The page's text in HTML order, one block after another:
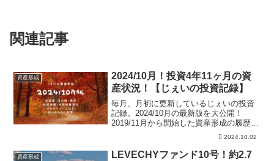
関連記事
資産形成
2024/10月！投資4年11ヶ月の資
産状況！【じぇいの投資記録】
毎月、月初に更新しているじぇいの投資
記録。2024/10月の最新版を大公開！
2019/11月から開始した資産形成の履歴。
米国株、日本株、仮想通貨、自動売買、
ほったらかし投資の資産を公開。また現
金含めた、じぇいの総資産も公開中！
2024.10.02
資産形成
LEVECHYファンド10号！約2.7